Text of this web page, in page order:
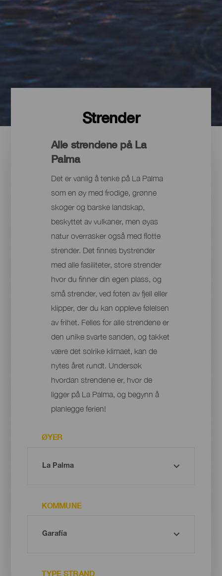
Strender
Alle strendene på La
Palma
Det er vanlig å tenke på La Palma
som en øy med frodige, grønne
skoger og barske landskap,
beskyttet av vulkaner, men øyas
natur overrasker også med flotte
strender. Det finnes bystrender
med alle fasiliteter, store strender
hvor du finner din egen plass, og
små strender, ved foten av fjell eller
klipper, der du kan oppleve følelsen
av frihet. Felles for alle strendene er
den unike svarte sanden, og takket
være det solrike klimaet, kan de
nytes året rundt. Undersøk
hvordan strendene er, hvor de
ligger på La Palma, og begynn å
planlegge ferien!
ØYER
KOMMUNE
TYPE STRAND